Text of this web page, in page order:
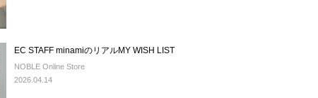
EC STAFF minamiのリアルMY WISH LIST
NOBLE Online Store
2026.04.14